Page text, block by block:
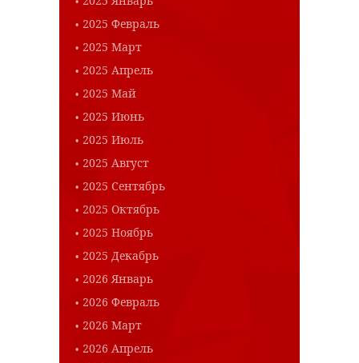
2025 Февраль
2025 Март
2025 Апрель
2025 Май
2025 Июнь
2025 Июль
2025 Август
2025 Сентябрь
2025 Октябрь
2025 Ноябрь
2025 Декабрь
2026 Январь
2026 Февраль
2026 Март
2026 Апрель